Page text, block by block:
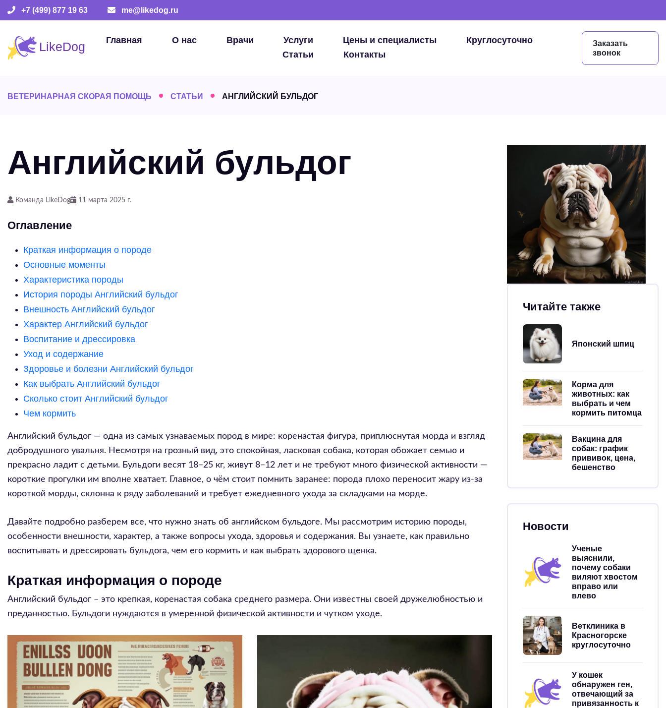
+7 (499) 877 19 63 me@likedog.ru
Главная О нас Врачи Услуги Цены и специалисты
Круглосуточно
Статьи
Контакты
Заказать
звонок
ВЕТЕРИНАРНАЯ СКОРАЯ ПОМОЩЬ СТАТЬИ АНГЛИЙСКИЙ БУЛЬДОГ
Английский бульдог
Команда LikeDog 11 марта 2025 г.
Оглавление
Краткая информация о породе
Основные моменты
Характеристика породы
История породы Английский бульдог
Внешность Английский бульдог
Характер Английский бульдог
Воспитание и дрессировка
Уход и содержание
Здоровье и болезни Английский бульдог
Как выбрать Английский бульдог
Сколько стоит Английский бульдог
Чем кормить
Английский бульдог — одна из самых узнаваемых пород в мире: коренастая фигура, приплюснутая морда и взгляд
добродушного увальня. Несмотря на грозный вид, это спокойная, ласковая собака, которая обожает семью и
прекрасно ладит с детьми. Бульдоги весят 18–25 кг, живут 8–12 лет и не требуют много физической активности —
короткие прогулки им вполне хватает. Главное, о чём стоит помнить заранее: порода плохо переносит жару из-за
короткой морды, склонна к ряду заболеваний и требует ежедневного ухода за складками на морде.
Давайте подробно разберем все, что нужно знать об английском бульдоге. Мы рассмотрим историю породы,
особенности внешности, характер, а также вопросы ухода, здоровья и содержания. Вы узнаете, как правильно
воспитывать и дрессировать бульдога, чем его кормить и как выбрать здорового щенка.
Краткая информация о породе
Английский бульдог – это крепкая, коренастая собака среднего размера. Они известны своей дружелюбностью и
преданностью. Бульдоги нуждаются в умеренной физической активности и чутком уходе.
Читайте также
Японский шпиц
Корма для
животных: как
выбрать и чем
кормить питомца
Вакцина для
собак: график
прививок, цена,
бешенство
Новости
Ученые
выяснили,
почему собаки
виляют хвостом
вправо или
влево
Ветклиника в
Красногорске
круглосуточно
У кошек
обнаружен ген,
отвечающий за
привязанность к